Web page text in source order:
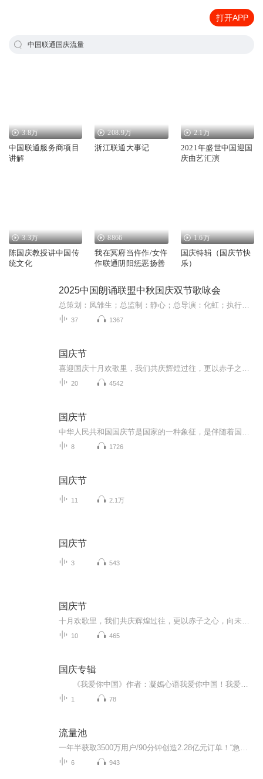
打开APP
中国联通国庆流量
3.8万
中国联通服务商项目
讲解
208.9万
浙江联通大事记
2.1万
2021年盛世中国迎国
庆曲艺汇演
3.3万
陈国庆教授讲中国传
统文化
8866
我在冥府当仵作/女仵
作联通阴阳惩恶扬善
1.6万
国庆特辑（国庆节快
乐）
2025中国朗诵联盟中秋国庆双节歌咏会
37 1367
国庆节
20 4542
国庆节
8 1726
国庆节
11 2.1万
国庆节
3 543
国庆节
10 465
国庆专辑
1 78
流量池
6 943